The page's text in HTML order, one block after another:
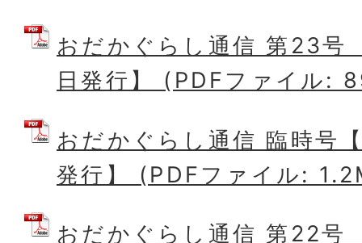
おだかぐらし通信 第23号
日発行】 (PDFファイル:
おだかぐらし通信 臨時号
発行】 (PDFファイル:
おだかぐらし通信 第22号